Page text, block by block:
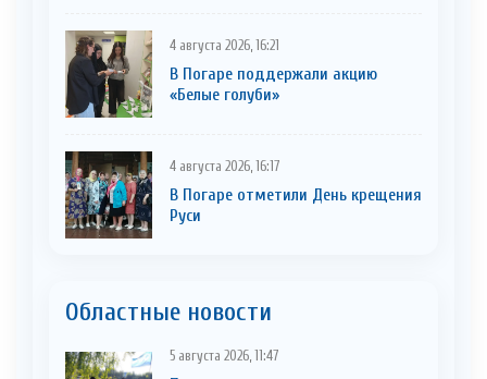
4 августа 2026, 16:21
В Погаре поддержали акцию
«Белые голуби»
4 августа 2026, 16:17
В Погаре отметили День крещения
Руси
Областные новости
5 августа 2026, 11:47